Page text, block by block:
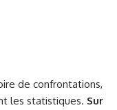
de confrontations,
les statistiques. Sur